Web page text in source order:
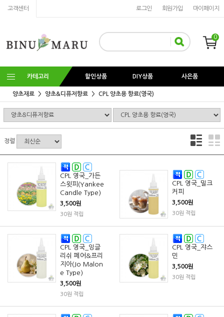
고객센터 마이페이지
회원가입
로그인
0
카테고리 할인상품 DIY상품 사은품
양초재료 양초&디퓨저향료 CPL 양초용 향료(영국)
정렬
CPL 영국_가든
스윗피(Yankee
Candle Type)
3,500원
30원 적립
CPL 영국_밀크
커피
3,500원
30원 적립
CPL 영국_잉글
리쉬 페어&프리
지아(Jo Malon
e Type)
3,500원
30원 적립
CPL 영국_쟈스
민
3,500원
30원 적립